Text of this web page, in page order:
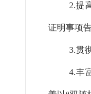
2.提
证明事项
3.贯
4.丰